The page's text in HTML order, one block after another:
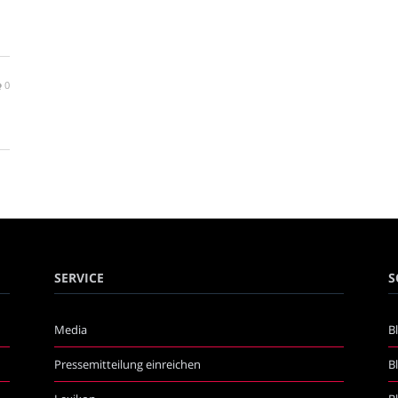
0
SERVICE
Media
Pressemitteilung einreichen